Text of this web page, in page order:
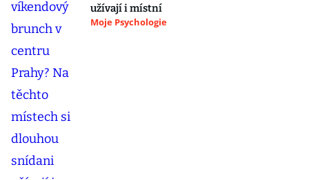
užívají i místní
Moje Psychologie